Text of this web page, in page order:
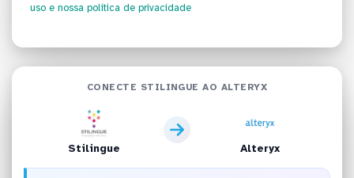
uso e nossa política de privacidade
CONECTE STILINGUE AO ALTERYX
Stilingue Alteryx